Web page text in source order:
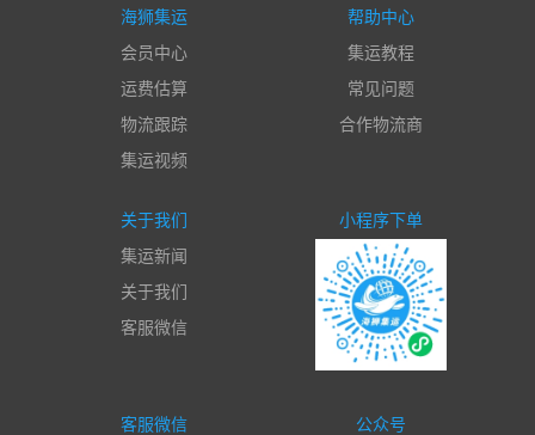
海狮集运
会员中心
运费估算
物流跟踪
集运视频
帮助中心
集运教程
常见问题
合作物流商
关于我们
集运新闻
关于我们
客服微信
小程序下单
客服微信 公众号